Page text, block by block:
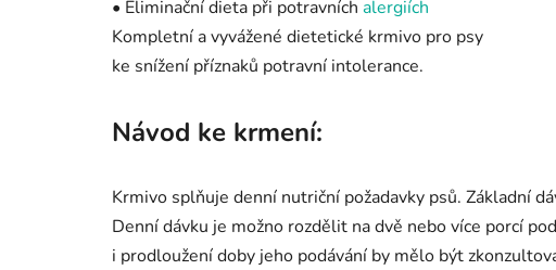
• Eliminační dieta při potravních alergiích
Kompletní a vyvážené dietetické krmivo pro psy
ke snížení příznaků potravní intolerance.
Návod ke krmení:
Krmivo splňuje denní nutriční požadavky psů. Základní
Denní dávku je možno rozdělit na dvě nebo více porcí
i prodloužení doby jeho podávání by mělo být